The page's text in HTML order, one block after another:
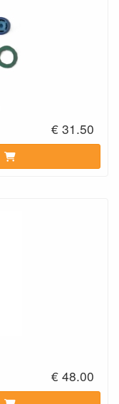
€ 31.50
€ 48.00